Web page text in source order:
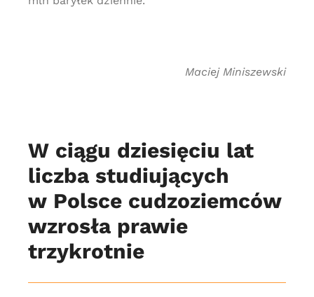
Maciej Miniszewski
W ciągu dziesięciu lat
liczba studiujących
w Polsce cudzoziemców
wzrosła prawie
trzykrotnie